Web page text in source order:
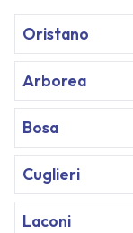
Oristano
Arborea
Bosa
Cuglieri
Laconi